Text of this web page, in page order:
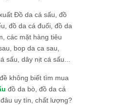
Đồ da cá sấu, đồ
đồ da cá đuối, đồ da
các mặt hàng tiêu
bop da ca sau,
sấu, dây nịt cá sấu...
không biết tìm mua
đồ da bò, đồ da cá
uy tín, chất lượng?